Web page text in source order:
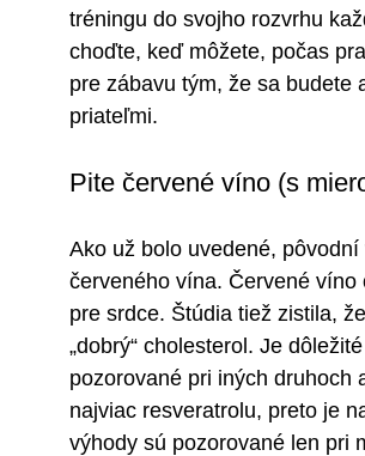
tréningu do svojho rozvrhu
choďte, keď môžete, počas
pre zábavu tým, že sa
priateľmi.
Pite červené víno (s
Ako už bolo uvedené,
červeného vína. Červené
pre srdce. Štúdia tiež zistila,
„dobrý“ cholesterol. Je
pozorované pri iných druhoch
najviac resveratrolu, preto je
výhody sú pozorované len pri